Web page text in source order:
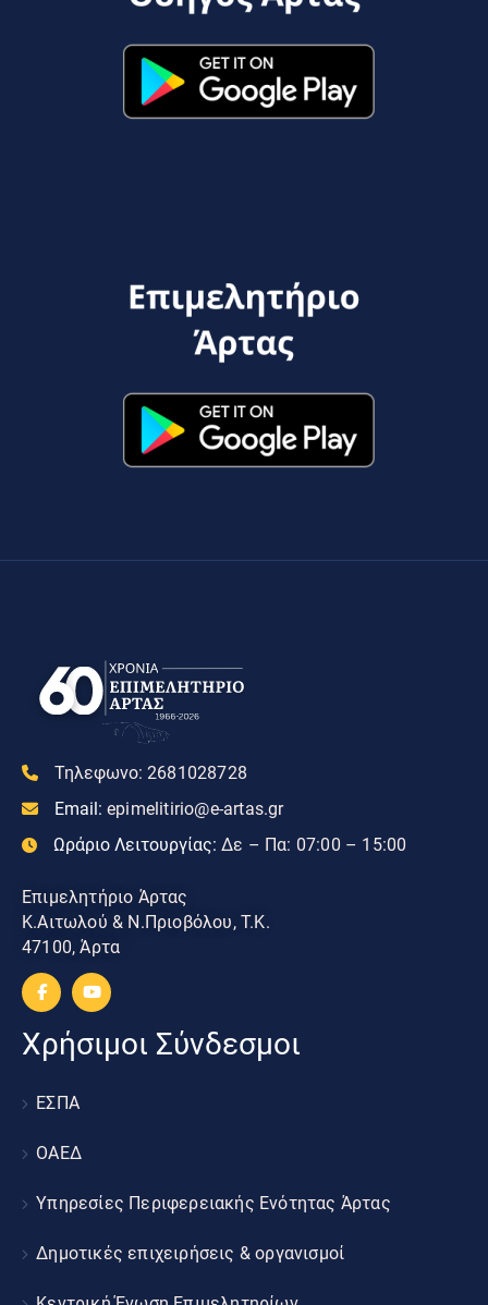
Τηλεφωνο: 2681028728
Email: epimelitirio@e-artas.gr
Ωράριο Λειτουργίας: Δε – Πα: 07:00 – 15:00
Επιμελητήριο Άρτας
Κ.Αιτωλού & Ν.Πριοβόλου, Τ.Κ.
47100, Άρτα
Χρήσιμοι Σύνδεσμοι
ΕΣΠΑ
ΟΑΕΔ
Υπηρεσίες Περιφερειακής Ενότητας Άρτας
Δημοτικές επιχειρήσεις & οργανισμοί